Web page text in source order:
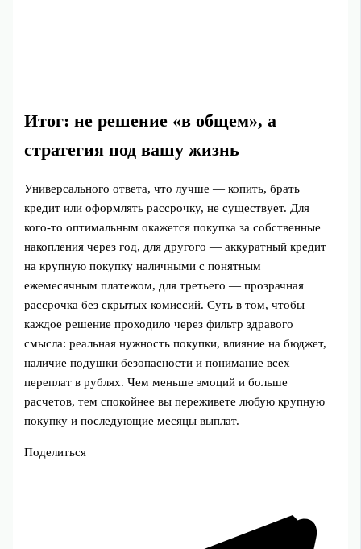
Итог: не решение «в общем», а
стратегия под вашу жизнь
Универсального ответа, что лучше — копить, брать
кредит или оформлять рассрочку, не существует. Для
кого‑то оптимальным окажется покупка за собственные
накопления через год, для другого — аккуратный кредит
на крупную покупку наличными с понятным
ежемесячным платежом, для третьего — прозрачная
рассрочка без скрытых комиссий. Суть в том, чтобы
каждое решение проходило через фильтр здравого
смысла: реальная нужность покупки, влияние на бюджет,
наличие подушки безопасности и понимание всех
переплат в рублях. Чем меньше эмоций и больше
расчетов, тем спокойнее вы переживете любую крупную
покупку и последующие месяцы выплат.
Поделиться